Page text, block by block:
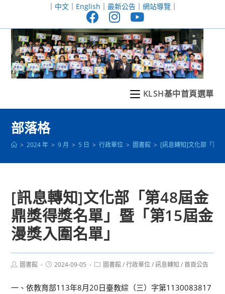
至
｜ 中文｜ English ｜ 最新公告｜ 網站導覽｜
KLSH基中首頁選單
部落格
> 2024 年 > 9 月 > 5 日 > 行政單位 > 圖書館 > [訊息轉知]文化部「第
[訊息轉知]文化部「第48屆金
鼎獎得獎名單」暨「第15屆金
漫獎入圍名單」
Post圖書館
Post2024-09-05
Post圖書館 / 行政單位 / 訊息轉知 / 首頁公告
一、依教育部113年8月20日臺教綜（三）字第1130083817